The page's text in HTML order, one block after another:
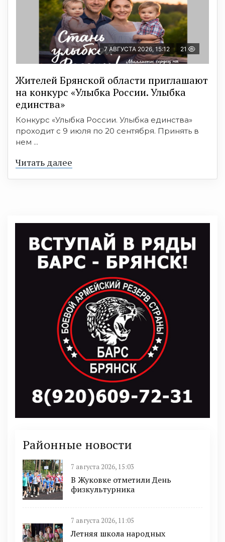
7 АВГУСТА 2026, 15:12 21
Жителей Брянской области приглашают
на конкурс «Улыбка России. Улыбка
единства»
Конкурс «Улыбка России. Улыбка единства»
проходит с 9 июля по 20 сентября. Принять в
нем ...
Читать далее
Районные новости
7 августа 2026, 15:03
В Жуковке отметили День
физкультурника
7 августа 2026, 11:05
Летняя школа народных